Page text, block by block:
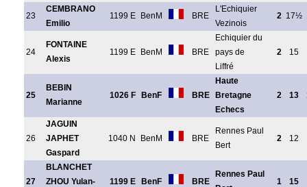
23
CEMBRANO
Emilio
1199 E BenM BRE
L'Echiquier
Vezinois
2 17½
24
FONTAINE
Alexis
1199 E BenM BRE
Echiquier du
pays de
Liffré
2 15
25
BEBIN
Marianne
1026 F BenF BRE
Haute
Bretagne
Echecs
2 13
26
JAGUIN
JAPHET
Gaspard
1040 N BenM BRE
Rennes Paul
Bert
2 12
27
BLANCHET
ZHOU Yulan-
1199 E BenF BRE
Rennes Paul
1 15